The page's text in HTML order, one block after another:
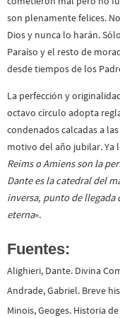
son plenamente felices.
Dios y nunca lo harán.
Paraíso y el resto de
desde tiempos de los
La perfección y
octavo círculo adopta
condenados calcadas a
motivo del año jubilar. Ya
Reims o Amiens son la
Dante es la catedral del
inversa, punto de llegada
eterna».
Fuentes:
Alighieri, Dante. Divina
Andrade, Gabriel. Breve
Minois, Geoges. Historia